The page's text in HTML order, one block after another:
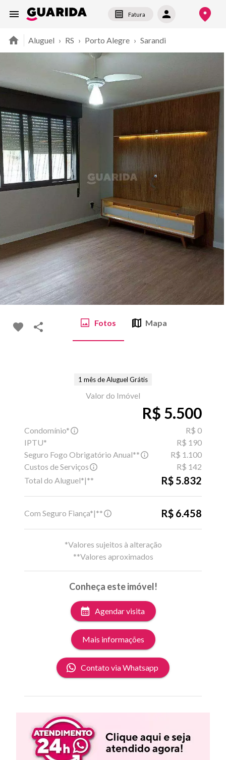
Fatura
Aluguel › RS › Porto Alegre › Sarandi
Fotos Mapa
1 mês de Aluguel Grátis
Valor do Imóvel
R$ 5.500
Condomínio*
R$ 0
IPTU*
R$ 190
Seguro Fogo Obrigatório Anual**
R$ 1.100
Custos de Serviços
R$ 142
Total do Aluguel*|**
R$ 5.832
Com Seguro Fiança*|** R$ 6.458
*Valores sujeitos à alteração
**Valores aproximados
Conheça este imóvel!
Agendar visita
Mais informações
Contato via Whatsapp